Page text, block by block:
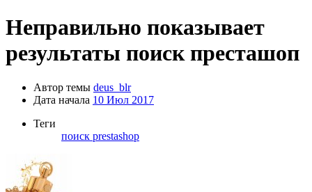
Неправильно показывает
результаты поиск престашоп
Автор темы deus_blr
Дата начала 10 Июл 2017
Теги
поиск prestashop